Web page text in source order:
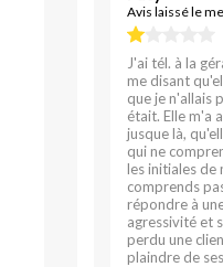
Avis laissé le
J'ai tél. à la
me disant
que je n'allais
était. Elle m'a
jusque là,
qui ne
les initiales de
comprends
répondre à
agressivité et
perdu une
plaindre de